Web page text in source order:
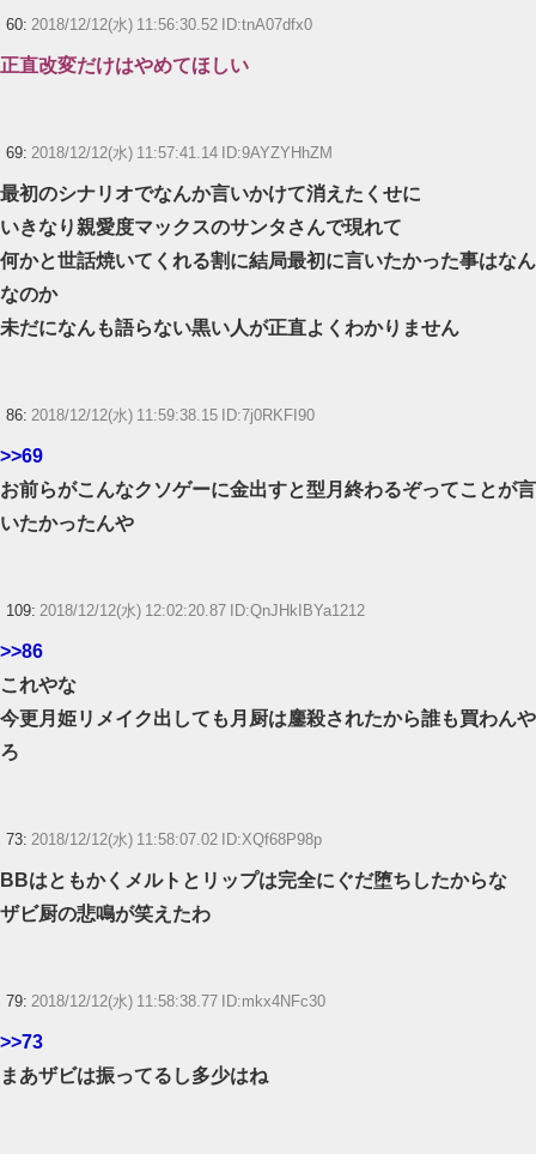
60: 2018/12/12(水) 11:56:30.52 ID:tnA07dfx0
正直改変だけはやめてほしい
69: 2018/12/12(水) 11:57:41.14 ID:9AYZYHhZM
最初のシナリオでなんか言いかけて消えたくせに
いきなり親愛度マックスのサンタさんで現れて
何かと世話焼いてくれる割に結局最初に言いたかった事はなん
なのか
未だになんも語らない黒い人が正直よくわかりません
86: 2018/12/12(水) 11:59:38.15 ID:7j0RKFI90
>>69
お前らがこんなクソゲーに金出すと型月終わるぞってことが言
いたかったんや
109: 2018/12/12(水) 12:02:20.87 ID:QnJHkIBYa1212
>>86
これやな
今更月姫リメイク出しても月厨は鏖殺されたから誰も買わんや
ろ
73: 2018/12/12(水) 11:58:07.02 ID:XQf68P98p
BBはともかくメルトとリップは完全にぐだ堕ちしたからな
ザビ厨の悲鳴が笑えたわ
79: 2018/12/12(水) 11:58:38.77 ID:mkx4NFc30
>>73
まあザビは振ってるし多少はね